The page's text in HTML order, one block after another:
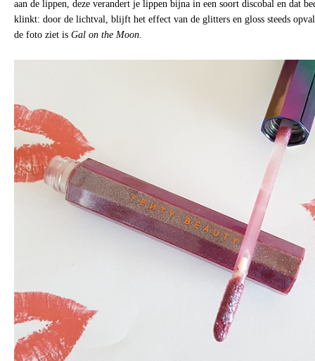
aan de lippen, deze verandert je lippen bijna in een soort discobal en dat
klinkt: door de lichtval, blijft het effect van de glitters en gloss steeds
de foto ziet is Gal on the Moon.